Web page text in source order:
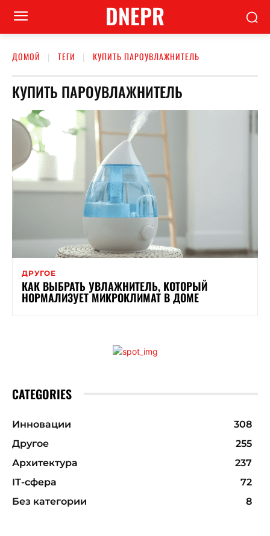
DNEPR
ДОМОЙ ТЕГИ КУПИТЬ ПАРОУВЛАЖНИТЕЛЬ
КУПИТЬ ПАРОУВЛАЖНИТЕЛЬ
ДРУГОЕ
КАК ВЫБРАТЬ УВЛАЖНИТЕЛЬ, КОТОРЫЙ
НОРМАЛИЗУЕТ МИКРОКЛИМАТ В ДОМЕ
CATEGORIES
Инновации
308
Другое
255
Архитектура
237
ІТ-сфера
72
Без категории
8